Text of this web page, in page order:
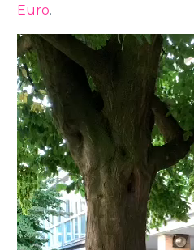
Euro.
Video
Player